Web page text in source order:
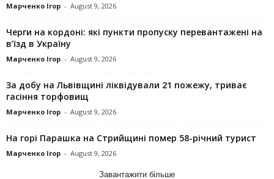
Марченко Ігор - August 9, 2026
Черги на кордоні: які пункти пропуску перевантажені на
в’їзд в Україну
Марченко Ігор - August 9, 2026
За добу на Львівщині ліквідували 21 пожежу, триває
гасіння торфовищ
Марченко Ігор - August 9, 2026
На горі Парашка на Стрийщині помер 58-річний турист
Марченко Ігор - August 9, 2026
Завантажити більше